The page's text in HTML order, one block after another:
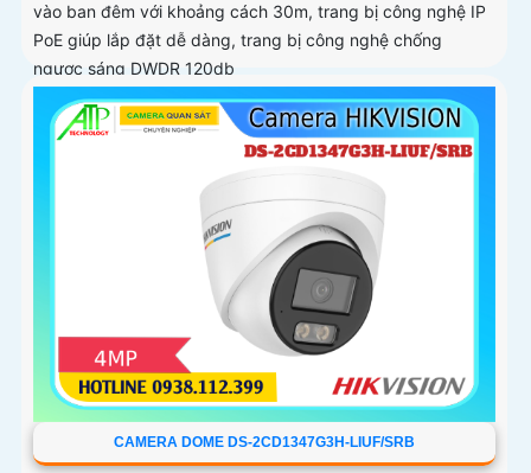
vào ban đêm với khoảng cách 30m, trang bị công nghệ IP
PoE giúp lắp đặt dễ dàng, trang bị công nghệ chống
ngược sáng DWDR 120db
CAMERA DOME DS-2CD1347G3H-LIUF/SRB